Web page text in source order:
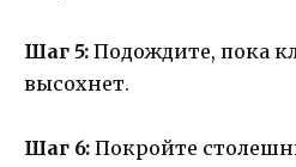
Шаг 5: Подождите, пока
высохнет.
Шаг 6: Покройте